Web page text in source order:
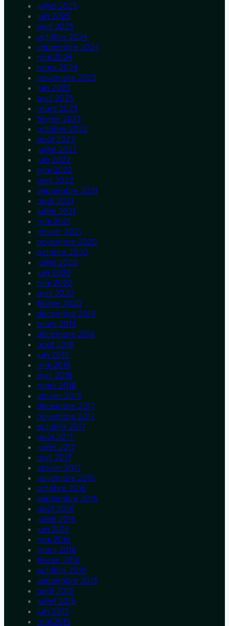
juillet 2025
juin 2025
avril 2025
octobre 2024
septembre 2024
mai 2024
mars 2024
novembre 2023
juin 2023
avril 2023
mars 2023
février 2023
octobre 2022
août 2022
juillet 2022
juin 2022
mai 2022
avril 2022
septembre 2021
août 2021
juillet 2021
mai 2021
janvier 2021
novembre 2020
octobre 2020
juillet 2020
juin 2020
mai 2020
avril 2020
février 2020
décembre 2019
mars 2019
décembre 2018
août 2018
juin 2018
mai 2018
avril 2018
mars 2018
janvier 2018
décembre 2017
novembre 2017
octobre 2017
août 2017
juillet 2017
avril 2017
janvier 2017
novembre 2016
octobre 2016
septembre 2016
août 2016
juillet 2016
juin 2016
mai 2016
mars 2016
février 2016
octobre 2015
septembre 2015
août 2015
juillet 2015
juin 2015
mai 2015